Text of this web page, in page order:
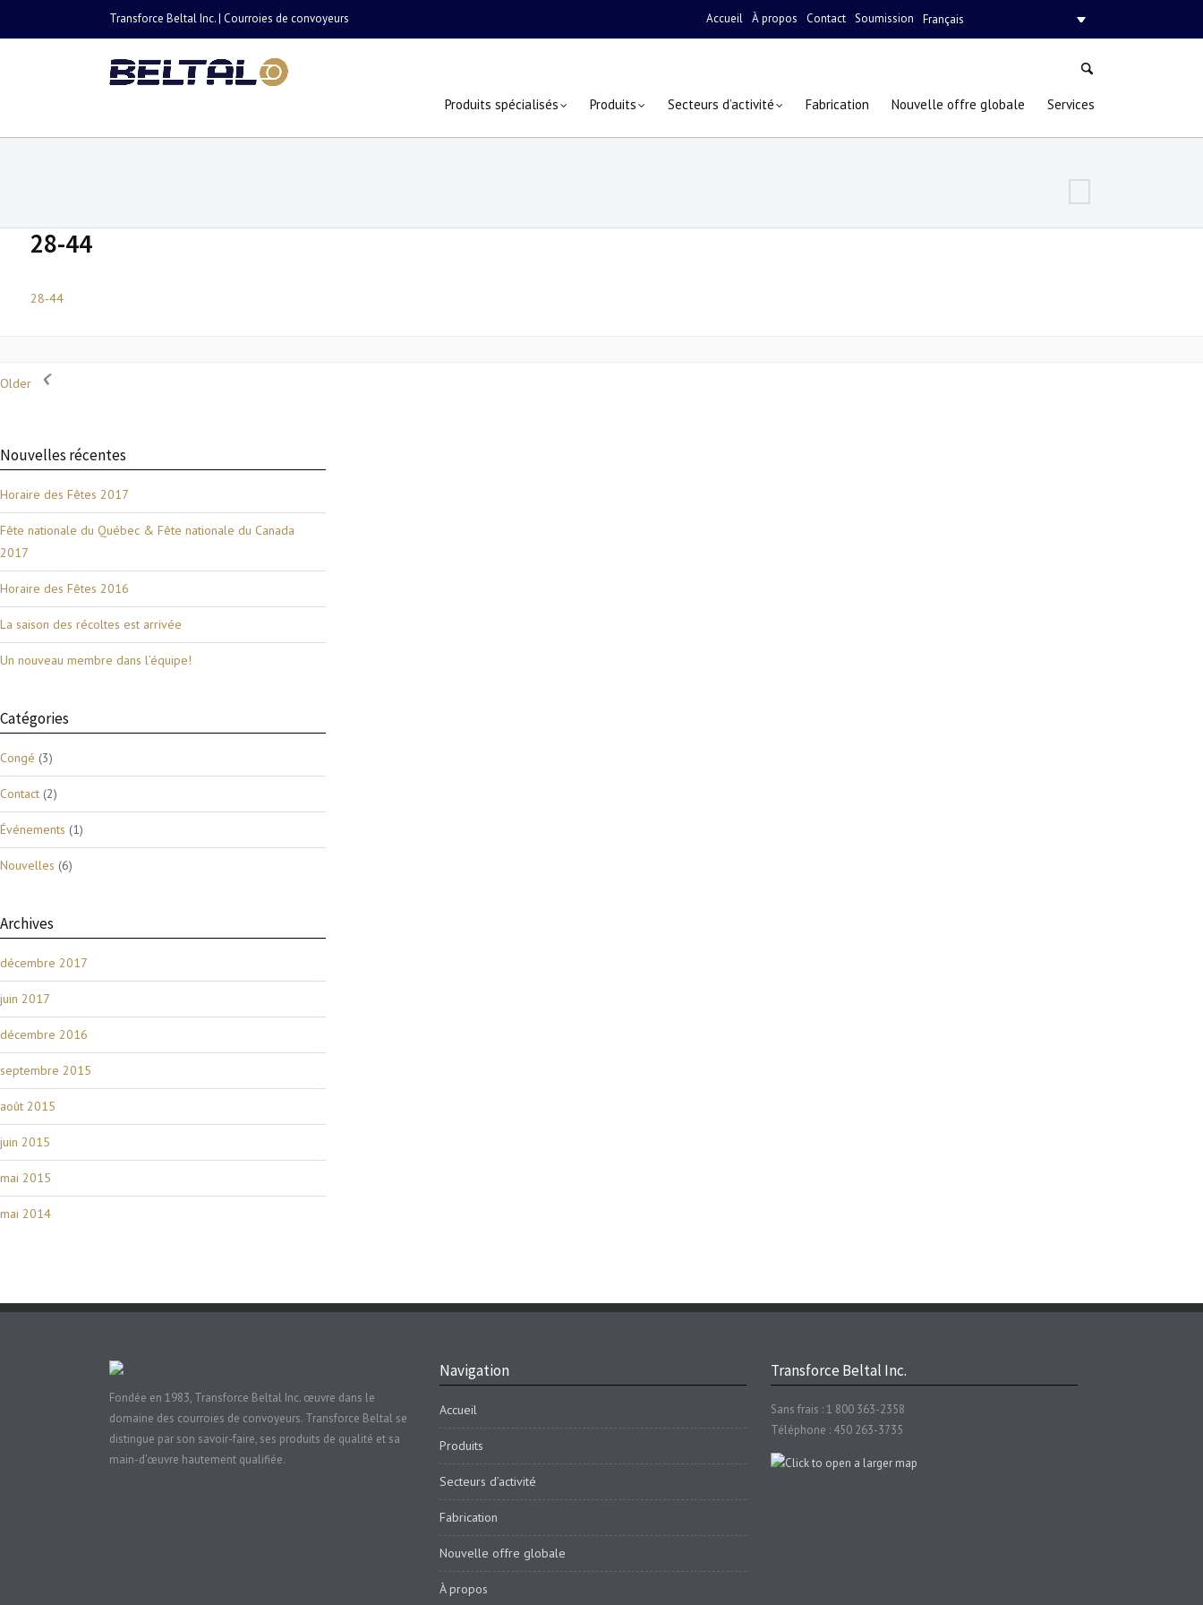
Transforce Beltal Inc. | Courroies de convoyeurs Accueil À propos Contact Soumission Français
Produits spécialisés Produits Secteurs d’activité Fabrication Nouvelle offre globale Services
28-44
28-44
Older
Nouvelles récentes
Horaire des Fêtes 2017
Fête nationale du Québec & Fête nationale du Canada
2017
Horaire des Fêtes 2016
La saison des récoltes est arrivée
Un nouveau membre dans l’équipe!
Catégories
Congé (3)
Contact (2)
Événements (1)
Nouvelles (6)
Archives
décembre 2017
juin 2017
décembre 2016
septembre 2015
août 2015
juin 2015
mai 2015
mai 2014
Fondée en 1983, Transforce Beltal Inc. œuvre dans le
domaine des courroies de convoyeurs. Transforce Beltal se
distingue par son savoir-faire, ses produits de qualité et sa
main-d’œuvre hautement qualifiée.
Navigation
Accueil
Produits
Secteurs d’activité
Fabrication
Nouvelle offre globale
À propos
Transforce Beltal Inc.
Sans frais : 1 800 363-2358
Téléphone : 450 263-3735